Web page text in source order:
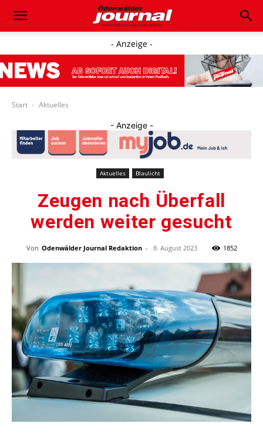
- Anzeige -
Start Aktuelles
- Anzeige -
Aktuelles Blaulicht
Zeugen nach Überfall
werden weiter gesucht
Von Odenwälder Journal Redaktion - 8. August 2023 1852